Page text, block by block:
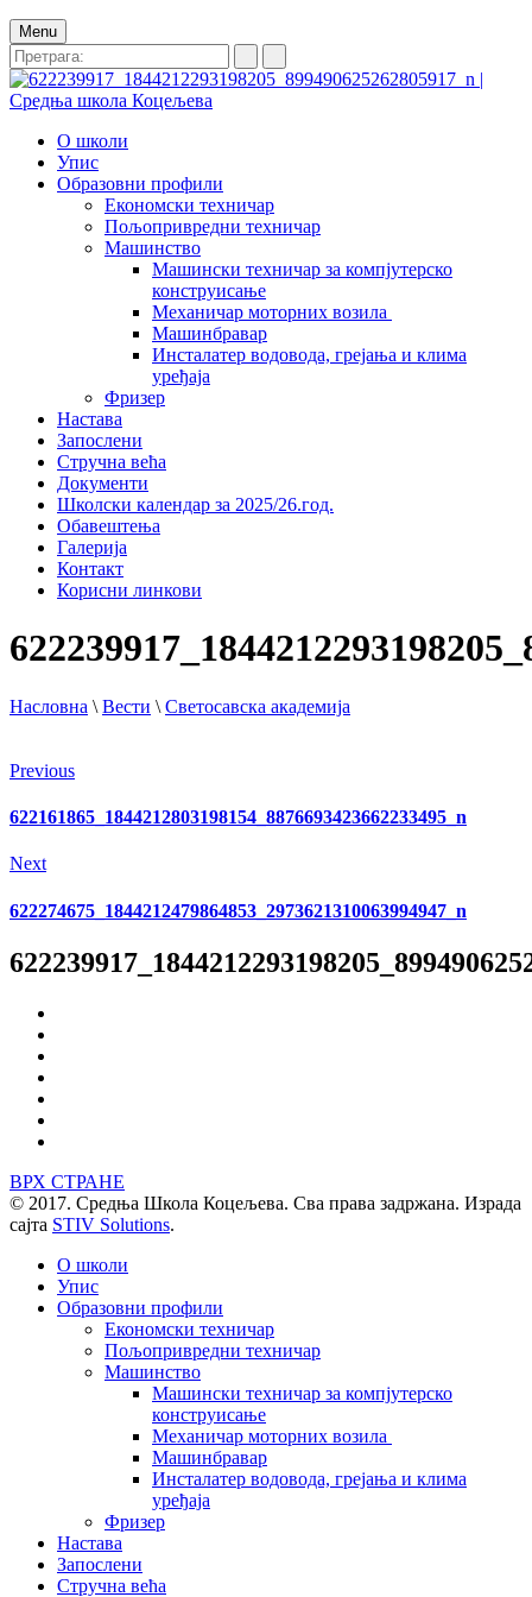
Menu
О школи
Упис
Образовни профили
Економски техничар
Пољопривредни техничар
Машинство
Машински техничар за компјутерско
конструисање
Механичар моторних возила
Машинбравар
Инсталатер водовода, грејања и клима
уређаја
Фризер
Настава
Запослени
Стручна већа
Документи
Школски календар за 2025/26.год.
Обавештења
Галерија
Контакт
Корисни линкови
Насловна \ Вести \ Светосавска академија
Previous
622161865_1844212803198154_8876693423662233495_n
Next
622274675_1844212479864853_2973621310063994947_n
ВРХ СТРАНЕ
© 2017. Средња Школа Коцељева. Сва права задржана. Израда
сајта STIV Solutions.
О школи
Упис
Образовни профили
Економски техничар
Пољопривредни техничар
Машинство
Машински техничар за компјутерско
конструисање
Механичар моторних возила
Машинбравар
Инсталатер водовода, грејања и клима
уређаја
Фризер
Настава
Запослени
Стручна већа